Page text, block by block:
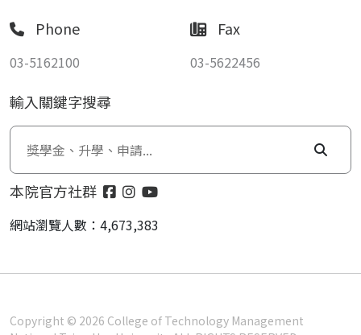
Phone
03-5162100
Fax
03-5622456
輸入關鍵字搜尋
本院官方社群
網站瀏覽人數：4,673,383
Copyright © 2026 College of Technology Management